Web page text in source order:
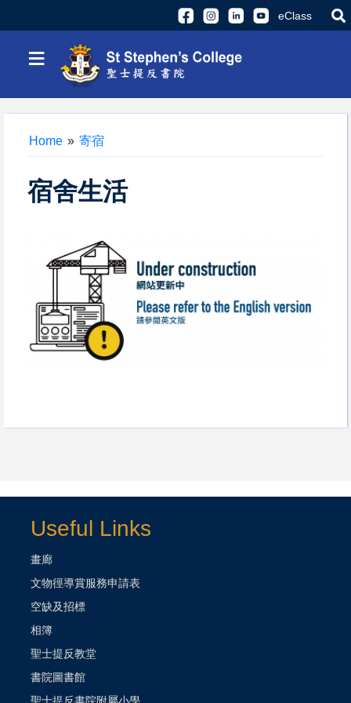
eClass
≡
Home » 寄宿
宿舍生活
Useful Links
畫廊
文物徑導賞服務申請表
空缺及招標
相簿
聖士提反教堂
書院圖書館
聖士提反書院附屬小學